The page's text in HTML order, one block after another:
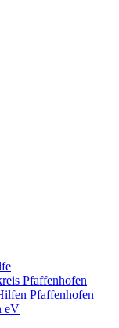
Pfaffenhofen
Pfaffenhofen
eV